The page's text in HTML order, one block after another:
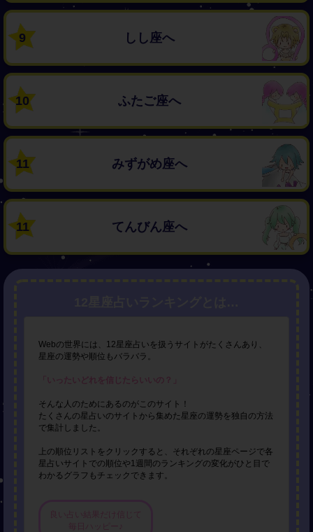
9 しし座へ
10 ふたご座へ
11 みずがめ座へ
11 てんびん座へ
Webの世界には、12星座占いを扱うサイトがたくさんあり、
星座の運勢や順位もバラバラ。
「いったいどれを信じたらいいの？」
そんな人のためにあるのがこのサイト！
たくさんの星占いのサイトから集めた星座の運勢を独自の方法
で集計しました。
上の順位リストをクリックすると、それぞれの星座ページで各
星占いサイトでの順位や1週間のランキングの変化がひと目で
わかるグラフもチェックできます。
良い占い結果だけ信じて
毎日ハッピー♪